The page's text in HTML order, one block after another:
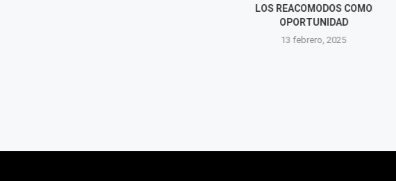
LOS REACOMODOS COMO
OPORTUNIDAD
13 febrero, 2025